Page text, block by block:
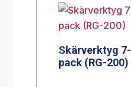
Skärverktyg 7-
pack (RG-200)